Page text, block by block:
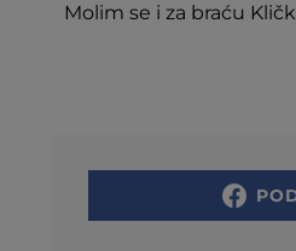
Molim se i za braću